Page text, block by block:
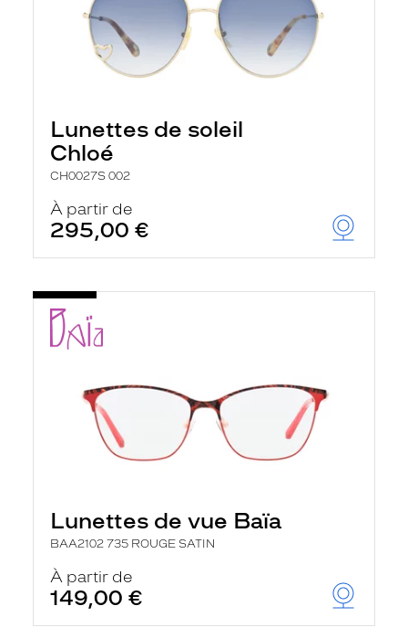
Lunettes de soleil
Chloé
CH0027S 002
À partir de
295,00 €
Lunettes de vue Baïa
BAA2102 735 ROUGE SATIN
À partir de
149,00 €